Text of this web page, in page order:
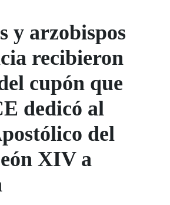
y arzobispos
recibieron
cupón que
dedicó al
del
XIV a